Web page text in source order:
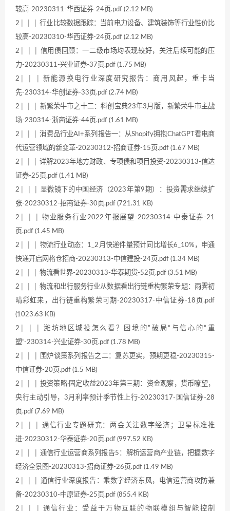
较高-20230311-华西证券-24页.pdf (2.12 MB)
2│ │ │ 行业比较数据跟踪：当前电力设备、建筑装饰等行业性价比
较高-20230310-华西证券-24页.pdf (2.12 MB)
2│ │ │ 信用债回顾：一二级市场均表现较好，关注后续可能的压
力-20230311-兴业证券-37页.pdf (1.75 MB)
2│ │ │ 新能源换电行业深度研究报告：商用风起，重卡当
先-230314-华创证券-33页.pdf (2.74 MB)
2│ │ │ 新繁荣牛市之十二：科创宝典23年3月版，新繁荣牛市主战
场-230314-浙商证券-44页.pdf (1.61 MB)
2│ │ │ 消费品行业AI+系列报告一：从Shopify拥抱ChatGPT看电商
代运营领域的新变革-20230312-招商证券-15页.pdf (1.67 MB)
2│ │ │ 详解2023年地方财政、专项债和项目投资-20230313-信达
证券-25页.pdf (1.41 MB)
2│ │ │ 显微镜下的中国经济（2023年第9期）：投资需求继续扩
张-20230312-招商证券-30页.pdf (721.31 KB)
2│ │ │ 物业服务行业2022年报展望-20230314-中泰证券-21
页.pdf (1.45 MB)
2│ │ │ 物流行业动态：1_2月快递件量预计同比增长6_10%，申通
快递开启网格仓招商-20230313-中信建投-24页.pdf (1.34 MB)
2│ │ │ 物流看世界-20230313-华泰期货-52页.pdf (3.51 MB)
2│ │ │ 物流和出行服务行业从数据看出行链重构繁荣专题：雨霁初
晴彩虹来，出行链重构繁荣可期-20230317-中信证券-18页.pdf
(1023.63 KB)
2│ │ │ 潍坊地区城投怎么看？困境的”破局“与信心的“重
塑”-230314-兴业证券-30页.pdf (1.78 MB)
2│ │ │ 围炉谈策系列报告之二：复苏更实，预期更稳-20230315-
中信证券-20页.pdf (1.5 MB)
2│ │ │ 投资策略·固定收益2023年第三期：资金观察，货币瞭望，
央行主动引导，3月利率预计季节性上行-20230317-国信证券-28
页.pdf (7.69 MB)
2│ │ │ 通信行业专题研究：两会关注数字经济；卫星标准推
进-20230312-华泰证券-20页.pdf (997.52 KB)
2│ │ │ 通信行业运营商系列报告5：解析运营商产业链，把握数字
经济全景图-20230313-招商证券-26页.pdf (1.49 MB)
2│ │ │ 通信行业深度报告：乘数字经济东风，电信运营商攻防兼
备-20230310-中原证券-25页.pdf (855.4 KB)
2│ │ │ 通信行业：受益于万物互联的物联模组与智能控制